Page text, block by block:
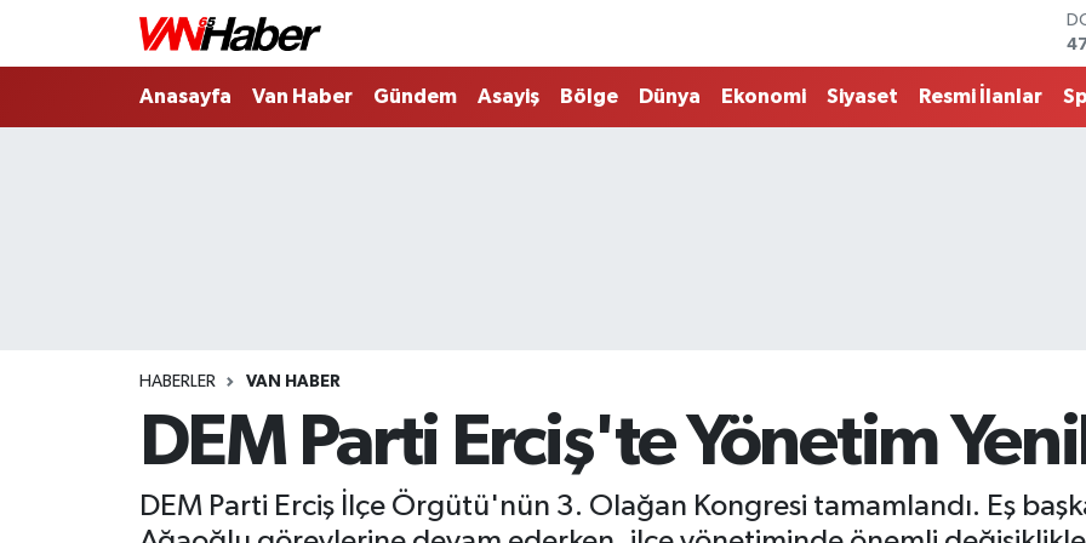
Anasayfa Van Haber Gündem Asayiş Bölge Dünya Ekonomi Siyaset Resmi İlanlar
HABERLER VAN HABER
DEM Parti Erciş'te Yönetim
DEM Parti Erciş İlçe Örgütü'nün 3. Olağan Kongresi tamamlandı. Eş
Nöbetçi Eczaneler
Haber Arşivi